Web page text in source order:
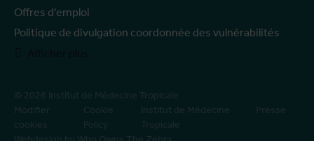
Offres d'emploi
Politique de divulgation coordonnée des vulnérabilités
© 2026 Institut de Médecine Tropicale
Modifier
cookies
Cookie
Policy
Institut de Médecine
Tropicale
Presse